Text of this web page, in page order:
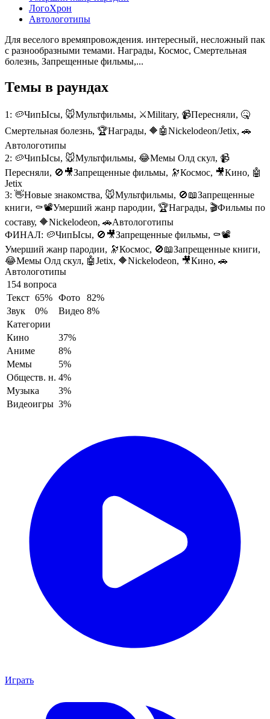
ЛогоХрон
Автологотипы
Для веселого времяпровождения. интересный, несложный пак
с разнообразными темами. Награды, Космос, Смертельная
болезнь, Запрещенные фильмы,...
Темы в раундах
1: 🥔ЧипЫсы, 🐭Мультфильмы, ⚔️Military, 📹Пересняли, 🤒
Смертельная болезнь, 🏆Награды, 🔶🤖Nickelodeon/Jetix, 🚗
Автологотипы
2: 🥔ЧипЫсы, 🐭Мультфильмы, 😂Мемы Олд скул, 📹
Пересняли, 🚫🎥Запрещенные фильмы, 🔭Космос, 🎥Кино, 🤖
Jetix
3: 👋Новые знакомства, 🐭Мультфильмы, 🚫📖Запрещенные
книги, ⚰️📽️Умерший жанр пародии, 🏆Награды, 🎬Фильмы по
составу, 🔶Nickelodeon, 🚗Автологотипы
ФИНАЛ: 🥔ЧипЫсы, 🚫🎥Запрещенные фильмы, ⚰️📽️
Умерший жанр пародии, 🔭Космос, 🚫📖Запрещенные книги,
😂Мемы Олд скул, 🤖Jetix, 🔶Nickelodeon, 🎥Кино, 🚗
Автологотипы
154 вопроса
Текст 65% Фото
82%
Звук
0% Видео 8%
Категории
Кино
37%
Аниме
8%
Мемы
5%
Обществ. н. 4%
Музыка
3%
Видеоигры 3%
Играть